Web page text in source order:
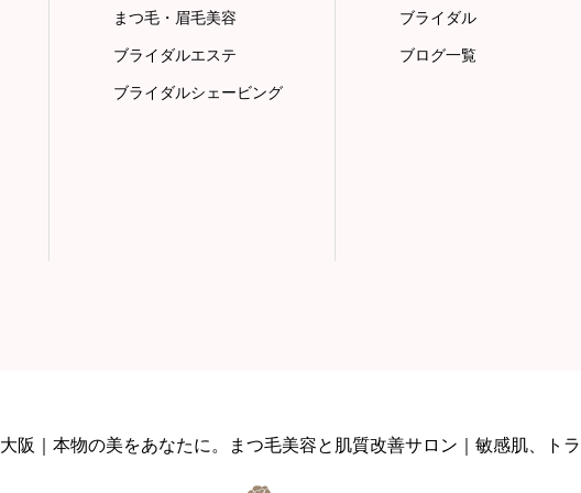
まつ毛・眉毛美容
ブライダルエステ
ブライダルシェービング
ブライダル
ブログ一覧
大阪｜本物の美をあなたに。まつ毛美容と肌質改善サロン｜敏感肌、ト